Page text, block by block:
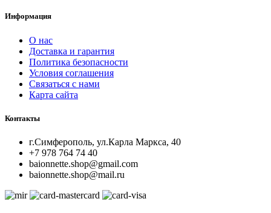
Информация
О нас
Доставка и гарантия
Политика безопасности
Условия соглашения
Связаться с нами
Карта сайта
Контакты
г.Симферополь, ул.Карла Маркса, 40
+7 978 764 74 40
baionnette.shop@gmail.com
baionnette.shop@mail.ru